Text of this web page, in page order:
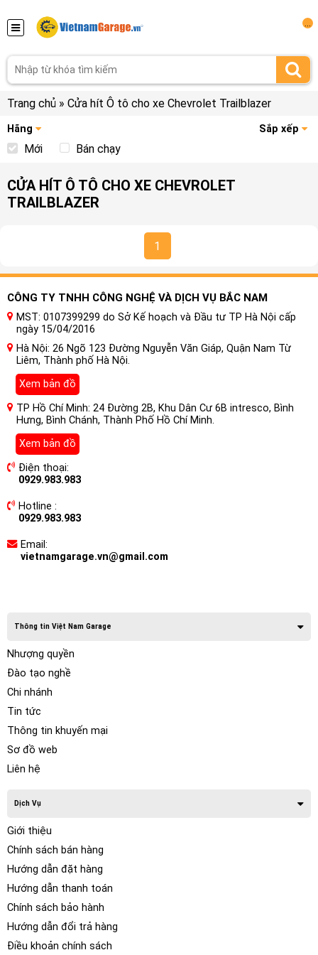
Trang chủ » Cửa hít Ô tô cho xe Chevrolet Trailblazer
Hãng Sắp xếp
Mới Bán chạy
CỬA HÍT Ô TÔ CHO XE CHEVROLET
TRAILBLAZER
1
CÔNG TY TNHH CÔNG NGHỆ VÀ DỊCH VỤ BẮC NAM
MST: 0107399299 do Sở Kế hoạch và Đầu tư TP Hà Nội cấp
ngày 15/04/2016
Hà Nội: 26 Ngõ 123 Đường Nguyễn Văn Giáp, Quận Nam Từ
Liêm, Thành phố Hà Nội.
Xem bản đồ
TP Hồ Chí Minh: 24 Đường 2B, Khu Dân Cư 6B intresco, Bình
Hưng, Bình Chánh, Thành Phố Hồ Chí Minh.
Xem bản đồ
Điện thoại:
0929.983.983
Hotline :
0929.983.983
Email:
vietnamgarage.vn@gmail.com
Thông tin Việt Nam Garage
Nhượng quyền
Đào tạo nghề
Chi nhánh
Tin tức
Thông tin khuyến mại
Sơ đồ web
Liên hệ
Dịch Vụ
Giới thiệu
Chính sách bán hàng
Hướng dẫn đặt hàng
Hướng dẫn thanh toán
Chính sách bảo hành
Hướng dẫn đổi trả hàng
Điều khoản chính sách